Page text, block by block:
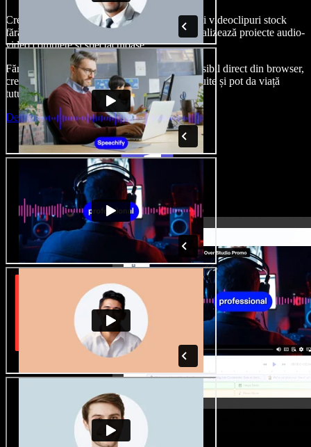
Creează voci din off, adaugă imagini, audio și videoclipuri stock
fără drepturi de autor, clonează-ți vocea și finalizează proiecte audio-
video complete și spectaculoase.
Fără curba clasică de învățare și cu totul accesibil direct din browser,
creatorii de conținut pot depăși limitele obișnuite și pot da viață
tuturor ideilor lor creative.
Deschide Studio